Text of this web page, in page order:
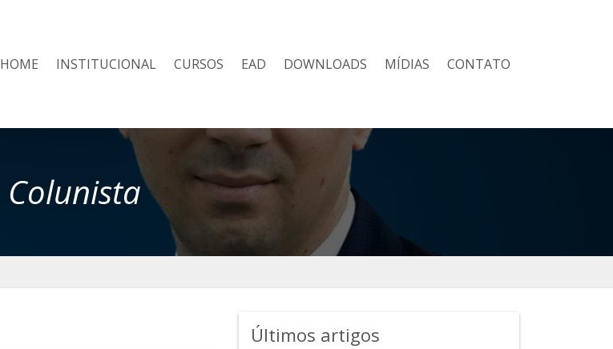
HOME INSTITUCIONAL CURSOS EAD DOWNLOADS MÍDIAS CONTATO
Colunista
Últimos artigos